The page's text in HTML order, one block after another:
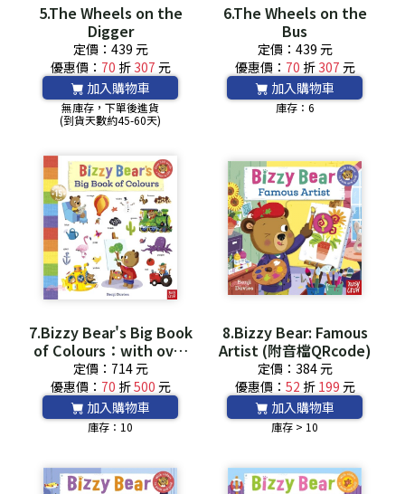
5.The Wheels on the
Digger
定價：439 元
優惠價： 70 折 307 元
加入購物車
無庫存，下單後進貨
(到貨天數約45-60天)
6.The Wheels on the
Bus
定價：439 元
優惠價： 70 折 307 元
加入購物車
庫存：6
7.Bizzy Bear's Big Book
of Colours：with over
300 colourful words to
read and learn!
定價：714 元
優惠價： 70 折500 元
加入購物車
庫存：10
8.Bizzy Bear: Famous
Artist (附音檔QRcode)
定價：384 元
優惠價： 52 折 199 元
加入購物車
庫存 > 10